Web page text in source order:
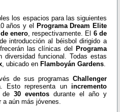
los espacios para las siguientes
años y el
Programa Dream Elite
enero, respectivamente. El 6 de
introducción al béisbol dirigido a
las clínicas del
Programa
funcional. Todas estas
, ubicado en Flamboyán Gardens.
de sus programasChallenger
Esto representa unincremento
de30 eventos durante el año y
a aún más jóvenes.